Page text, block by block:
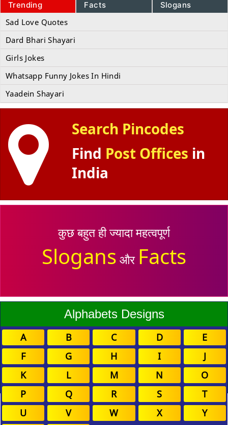
Trending Facts Slogans
Sad Love Quotes
Dard Bhari Shayari
Girls Jokes
Whatsapp Funny Jokes In Hindi
Yaadein Shayari
Search Pincodes
Find Post Offices in
India
कुछ बहुत ही ज्यादा महत्वपूर्ण
Slogans और Facts
Alphabets Designs
A B C D
E
F
G H I
J
K
L M N
O
P
Q R S
T
U
V W X
Y